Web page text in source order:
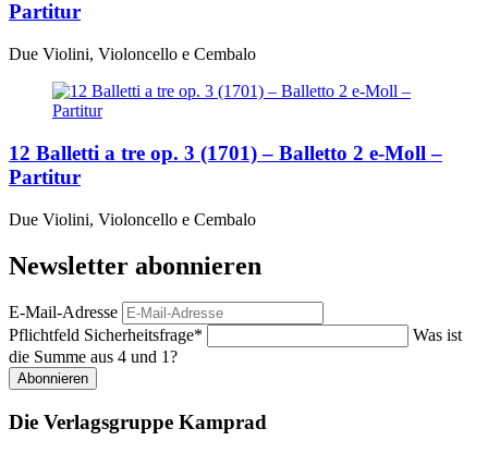
Partitur
Due Violini, Violoncello e Cembalo
12 Balletti a tre op. 3 (1701) – Balletto 2 e-Moll –
Partitur
Due Violini, Violoncello e Cembalo
Newsletter abonnieren
E-Mail-Adresse
Pflichtfeld Sicherheitsfrage*
Was ist
die Summe aus 4 und 1?
Abonnieren
Die Verlagsgruppe Kamprad